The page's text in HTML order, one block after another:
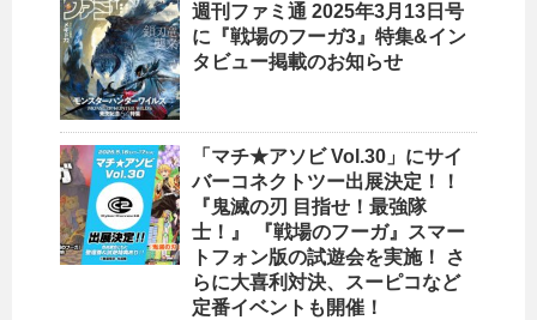
週刊ファミ通 2025年3月13日号
に『戦場のフーガ3』特集&イン
タビュー掲載のお知らせ
「マチ★アソビ Vol.30」にサイ
バーコネクトツー出展決定！！
『鬼滅の刃 目指せ！最強隊
士！』 『戦場のフーガ』スマー
トフォン版の試遊会を実施！ さ
らに大喜利対決、スーピコなど
定番イベントも開催！